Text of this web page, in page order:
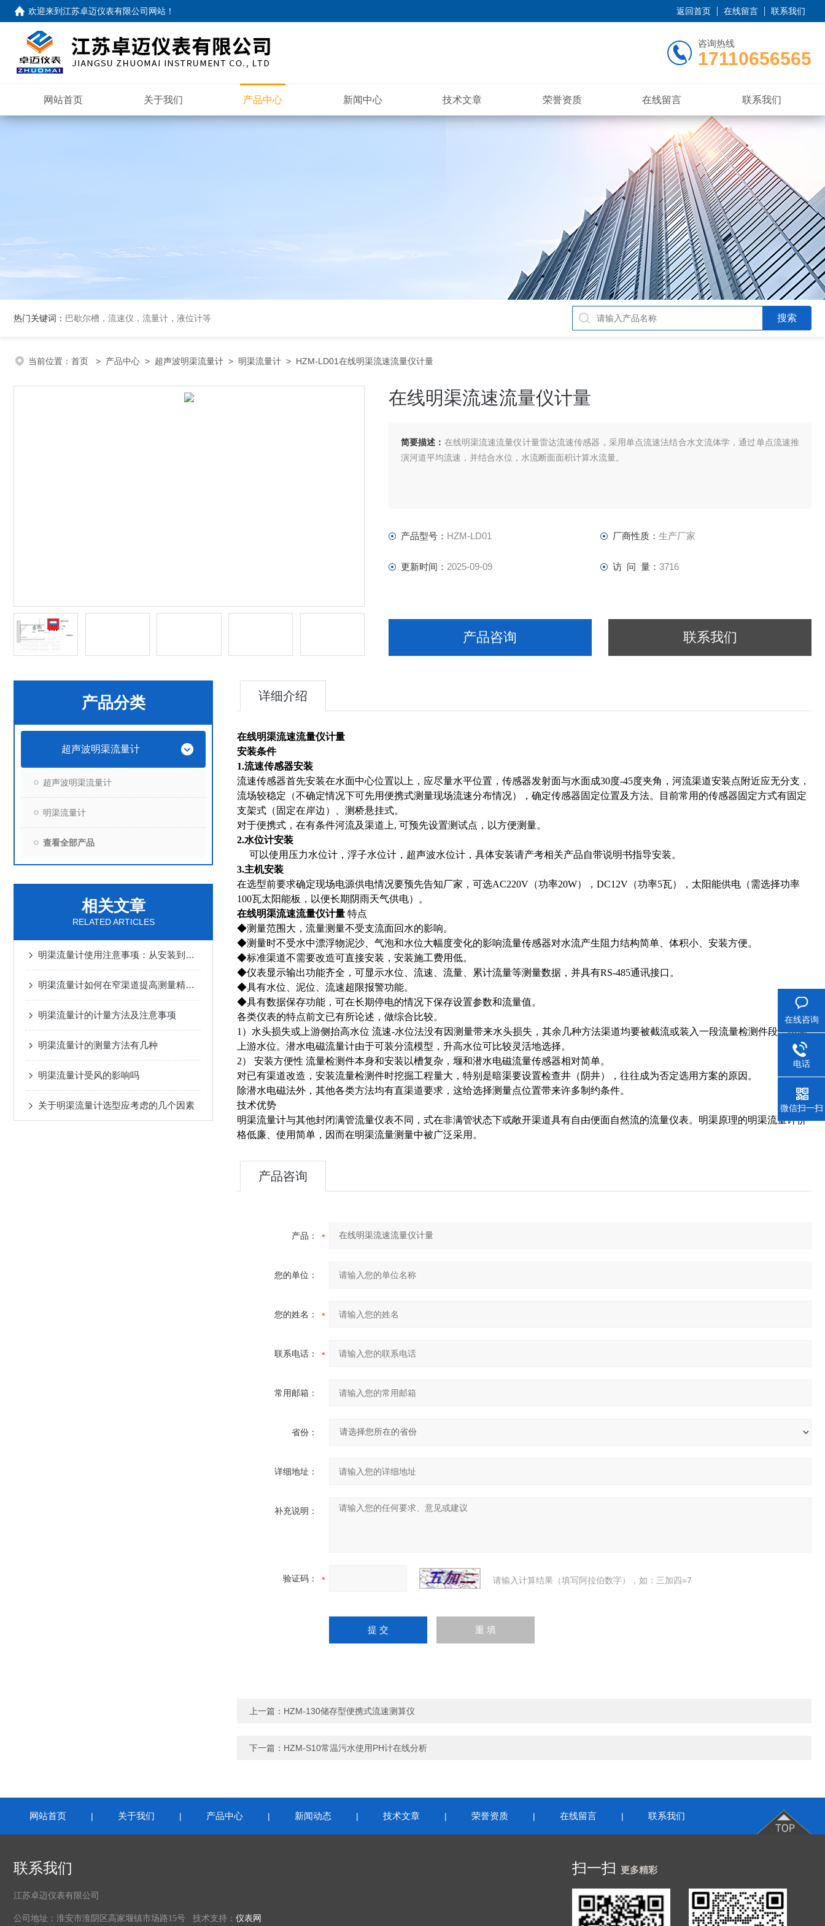
欢迎来到江苏卓迈仪表有限公司网站 ！ 返回首页 在线留言 联系我们
咨询热线
17110656565
网站首页 关于我们 产品中心 新闻中心 技术文章 荣誉资质 在线留言 联系我们
热门关键词： 巴歇尔槽，流速仪，流量计，液位计等
当前位置： 首页 > 产品中心 > 超声波明渠流量计 > 明渠流量计 > HZM-LD01在线明渠流速流量仪计量
在线明渠流速流量仪计量
简要描述： 在线明渠流速流量仪计量雷达流速传感器，采用单点流速法结合水文流体学，通过单点流速推
演河道平均流速，并结合水位，水流断面面积计算水流量。
产品型号： HZM-LD01 厂商性质： 生产厂家
更新时间： 2025-09-09 访 问 量： 3716
产品咨询 联系我们
产品分类
超声波明渠流量计
超声波明渠流量计
明渠流量计
查看全部产品
相关文章
RELATED ARTICLES
明渠流量计使用注意事项：从安装到运维的全流程指南
明渠流量计如何在窄渠道提高测量精度？
明渠流量计的计量方法及注意事项
明渠流量计的测量方法有几种
明渠流量计受风的影响吗
关于明渠流量计选型应考虑的几个因素
详细介绍
在线明渠流速流量仪计量
安装条件
1.流速传感器安装
流速传感器首先安装在水面中心位置以上，应尽量水平位置，传感器发射面与水面成30度-45度夹角，河流渠道安装点附近应无分支，
流场较稳定（不确定情况下可先用便携式测量现场流速分布情况），确定传感器固定位置及方法。目前常用的传感器固定方式有固定
支架式（固定在岸边）、测桥悬挂式。
对于便携式，在有条件河流及渠道上, 可预先设置测试点，以方便测量。
2.水位计安装
可以使用压力水位计，浮子水位计，超声波水位计，具体安装请产考相关产品自带说明书指导安装。
3.主机安装
在选型前要求确定现场电源供电情况要预先告知厂家，可选AC220V（功率20W），DC12V（功率5瓦），太阳能供电（需选择功率
100瓦太阳能板，以便长期阴雨天气供电）。
在线明渠流速流量仪计量 特点
◆测量范围大，流量测量不受支流面回水的影响。
◆测量时不受水中漂浮物泥沙、气泡和水位大幅度变化的影响流量传感器对水流产生阻力结构简单、体积小、安装方便。
◆标准渠道不需要改造可直接安装，安装施工费用低。
◆仪表显示输出功能齐全，可显示水位、流速、流量、累计流量等测量数据，并具有RS-485通讯接口。
◆具有水位、泥位、流速超限报警功能。
◆具有数据保存功能，可在长期停电的情况下保存设置参数和流量值。
各类仪表的特点前文已有所论述，做综合比较。
1）水头损失或上游侧抬高水位 流速-水位法没有因测量带来水头损失，其余几种方法渠道均要被截流或装入一段流量检测件段，抬高
上游水位。潜水电磁流量计由于可装分流模型，升高水位可比较灵活地选择。
2） 安装方便性 流量检测件本身和安装以槽复杂，堰和潜水电磁流量传感器相对简单。
对已有渠道改造，安装流量检测件时挖掘工程量大，特别是暗渠要设置检查井（阴井），往往成为否定选用方案的原因。
除潜水电磁法外，其他各类方法均有直渠道要求，这给选择测量点位置带来许多制约条件。
技术优势
明渠流量计与其他封闭满管流量仪表不同，式在非满管状态下或敞开渠道具有自由便面自然流的流量仪表。明渠原理的明渠流量计价
格低廉、使用简单，因而在明渠流量测量中被广泛采用。
产品咨询
产品：
您的单位：
您的姓名：
联系电话：
常用邮箱：
省份：
详细地址：
补充说明：
验证码： 请输入计算结果（填写阿拉伯数字），如：三加四=7
上一篇： HZM-130储存型便携式流速测算仪
下一篇： HZM-S10常温污水使用PH计在线分析
网站首页 | 关于我们 | 产品中心 | 新闻动态 | 技术文章 | 荣誉资质 | 在线留言 | 联系我们
联系我们
江苏卓迈仪表有限公司
公司地址：淮安市淮阴区高家堰镇市场路15号 技术支持： 仪表网
扫一扫 更多精彩
在线咨询
电话
微信扫一扫